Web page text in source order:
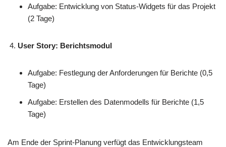
Aufgabe: Entwicklung von Status-Widgets für das Projekt
(2 Tage)
User Story: Berichtsmodul
Aufgabe: Festlegung der Anforderungen für Berichte (0,5
Tage)
Aufgabe: Erstellen des Datenmodells für Berichte (1,5
Tage)
Am Ende der Sprint-Planung verfügt das Entwicklungsteam